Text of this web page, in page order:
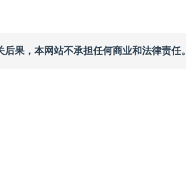
果，本网站不承担任何商业和法律责任。